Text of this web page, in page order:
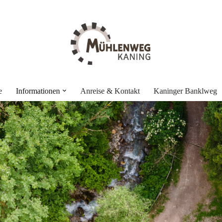
Informationen Anreise & Kontakt Kaninger Banklweg